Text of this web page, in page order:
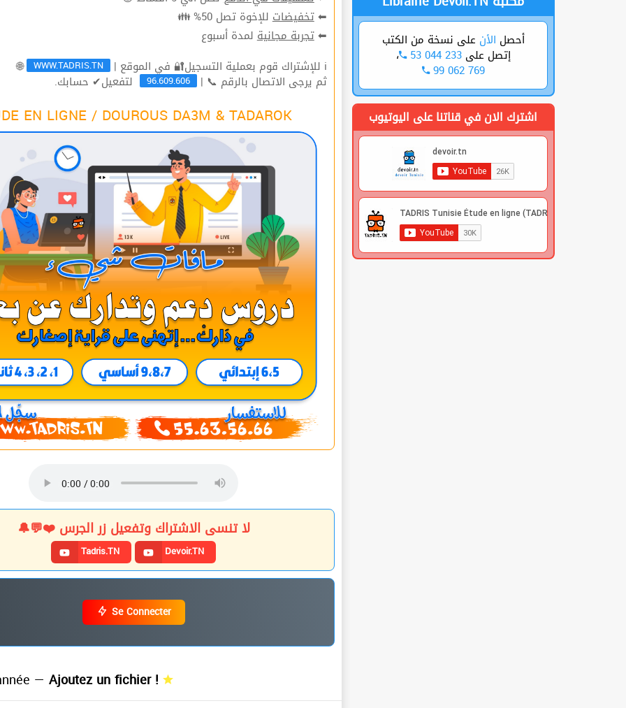
⬅تخفيضاتللإخوة تصل 50% 👪
⬅تجربة مجانيةلمدة أسبوع
ℹ للإشتراك قوم بعملية التسجيل🔐 في الموقع |
WWW.TADRIS.TN
🌐
ثم يرجى الاتصال بالرقم 📞 | 96.609.606 لتفعيل✔ حسابك.
EN LIGNE / DOUROUS DA3M & TADAROK
لا تنسى الاشتراك وتفعيل زر الجرس ❤️💬🔔
Tadris.TN Devoir.TN
Se Connecter
— Ajoutez un fichier !
أحصل الأن على نسخة من الكتب
إتصل على53 044 233 ،
99 062 769
اشترك الان في قناتنا على اليوتيوب